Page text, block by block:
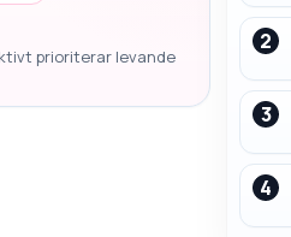
prioriterar levande
2
3
4